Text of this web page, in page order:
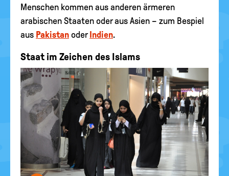
Menschen kommen aus anderen ärmeren
arabischen Staaten oder aus Asien – zum Bespiel
aus Pakistan oder Indien.
Staat im Zeichen des Islams